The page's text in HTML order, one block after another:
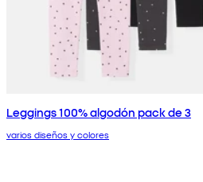
Leggings 100% algodón pack de 3
varios diseños y colores